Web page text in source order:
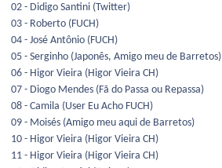
02 - Didigo Santini (Twitter)
03 - Roberto (FUCH)
04 - José Antônio (FUCH)
05 - Serginho (Japonês, Amigo meu de Barretos)
06 - Higor Vieira (Higor Vieira CH)
07 - Diogo Mendes (Fã do Passa ou Repassa)
08 - Camila (User Eu Acho FUCH)
09 - Moisés (Amigo meu aqui de Barretos)
10 - Higor Vieira (Higor Vieira CH)
11 - Higor Vieira (Higor Vieira CH)